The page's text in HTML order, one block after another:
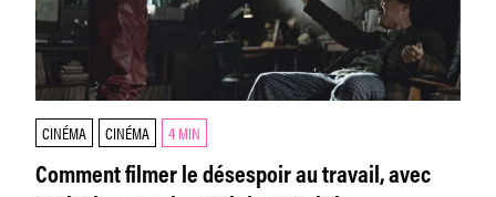
CINÉMA CINÉMA 4 MIN
Comment filmer le désespoir au travail, avec